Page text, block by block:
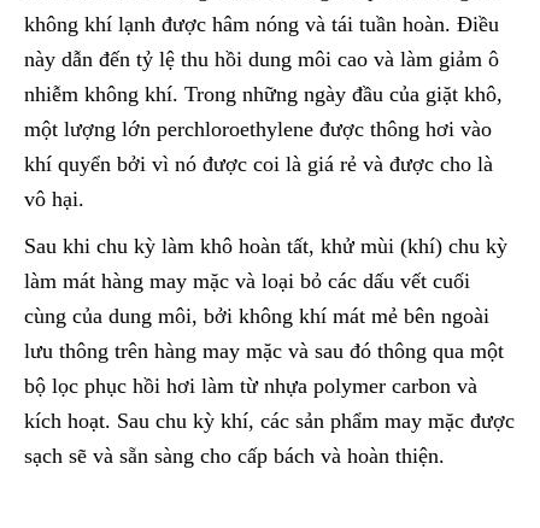
không khí lạnh được hâm nóng và tái tuần hoàn. Điều
này dẫn đến tỷ lệ thu hồi dung môi cao và làm giảm ô
nhiễm không khí. Trong những ngày đầu của giặt khô,
một lượng lớn perchloroethylene được thông hơi vào
khí quyển bởi vì nó được coi là giá rẻ và được cho là
vô hại.
Sau khi chu kỳ làm khô hoàn tất, khử mùi (khí) chu kỳ
làm mát hàng may mặc và loại bỏ các dấu vết cuối
cùng của dung môi, bởi không khí mát mẻ bên ngoài
lưu thông trên hàng may mặc và sau đó thông qua một
bộ lọc phục hồi hơi làm từ nhựa polymer carbon và
kích hoạt. Sau chu kỳ khí, các sản phẩm may mặc được
sạch sẽ và sẵn sàng cho cấp bách và hoàn thiện.